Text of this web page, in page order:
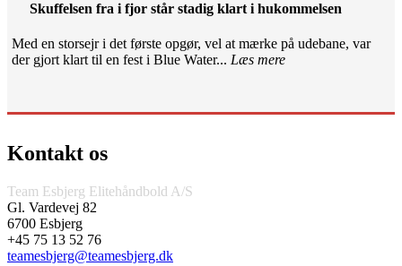
Skuffelsen fra i fjor står stadig klart i hukommelsen
Med en storsejr i det første opgør, vel at mærke på udebane, var
der gjort klart til en fest i Blue Water... Læs mere
Kontakt os
Team Esbjerg Elitehåndbold A/S
Gl. Vardevej 82
6700 Esbjerg
+45 75 13 52 76
teamesbjerg@teamesbjerg.dk